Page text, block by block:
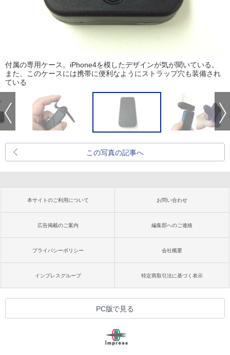
付属の専用ケース。iPhone4を模したデザインが気が聞いている。
また、このケースには携帯に便利なようにストラップ穴も装備され
ている
この写真の記事へ
本サイトのご利用について お問い合わせ
広告掲載のご案内 編集部へのご連絡
プライバシーポリシー 会社概要
インプレスグループ 特定商取引法に基づく表示
PC版で見る